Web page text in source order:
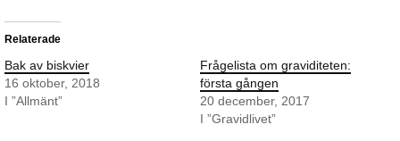
Relaterade
Bak av biskvier
16 oktober, 2018
I ”Allmänt”
Frågelista om graviditeten:
första gången
20 december, 2017
I ”Gravidlivet”